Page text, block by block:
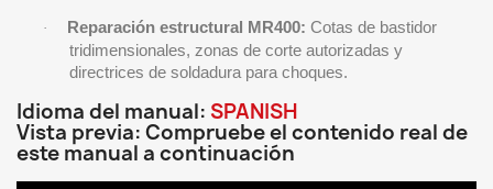
· Reparación estructural MR400: Cotas de bastidor
tridimensionales, zonas de corte autorizadas y
directrices de soldadura para choques.
Idioma del manual: SPANISH
Vista previa: Compruebe el contenido real de
este manual a continuación